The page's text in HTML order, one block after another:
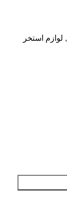
, لوازم استخر